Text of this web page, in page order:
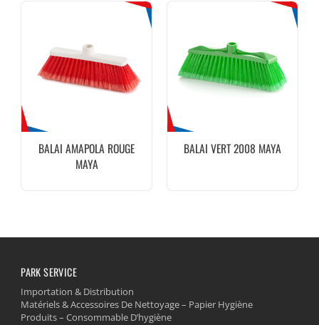
BALAI AMAPOLA ROUGE
MAYA
BALAI VERT 2008 MAYA
PARK SERVICE
Importation & Distribution
Matériels & Accessoires De Nettoyage – Papier Hygiène
Produits – Consommable D’hygiène